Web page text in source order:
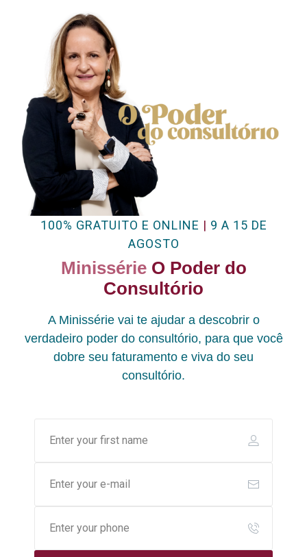
100% GRATUITO E ONLINE | 9 A 15 DE
AGOSTO
Minissérie O Poder do
Consultório
A Minissérie vai te ajudar a descobrir o
verdadeiro poder do consultório, para que você
dobre seu faturamento e viva do seu
consultório.